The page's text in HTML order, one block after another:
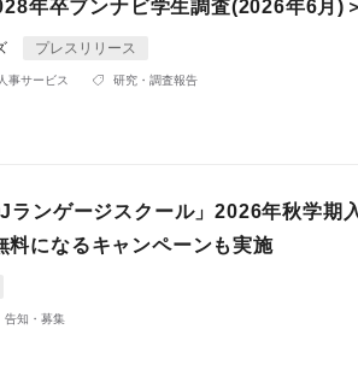
年卒ブンナビ学生調査(2026年6月)
プレスリリース
事サービス 研究・調査報告
ランゲージスクール」2026年秋学期
になるキャンペーンも実施
告知・募集